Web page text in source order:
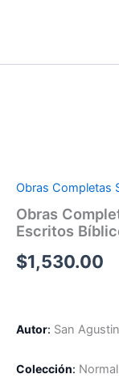
Obras Completas
Obras
Escritos
$1,530.00
Autor: San Agustin
Colección: Normal